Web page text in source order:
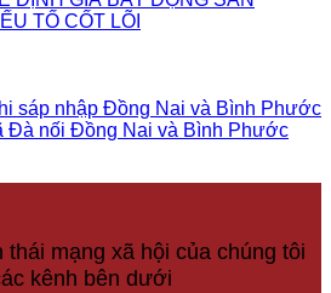
TỐ CỐT LÕI
sáp nhập Đồng Nai và Bình Phước
Đà nối Đồng Nai và Bình Phước
thái mạng xã hội của chúng tôi
kênh bên dưới